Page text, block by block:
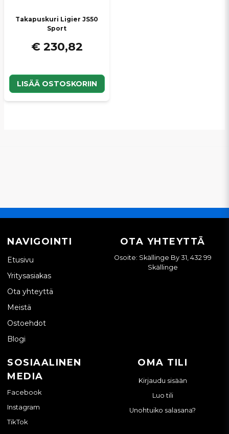
Takapuskuri Ligier JS50
Sport
€ 230,82
LISÄÄ OSTOSKORIIN
NAVIGOINTI
Etusivu
Yritysasiakas
Ota yhteyttä
Meistä
Ostoehdot
Blogi
OTA YHTEYTTÄ
Osoite: Skällinge By 31, 432 99
Skällinge
SOSIAALINEN
MEDIA
Facebook
Instagram
TikTok
OMA TILI
Kirjaudu sisään
Luo tili
Unohtuiko salasana?